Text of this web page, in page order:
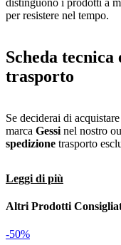
distinguono i prodotti a
per resistere nel tempo.
Scheda
trasporto
Se deciderai di
marca Gessi nel nostro
spedizione trasporto
Leggi di più
Altri Prodotti
-50%